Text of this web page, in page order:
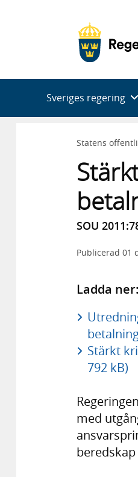
Sveriges regering
Statens
SOU
Publicerad 01
Ladda ner:
Stärkt
792 kB)
med